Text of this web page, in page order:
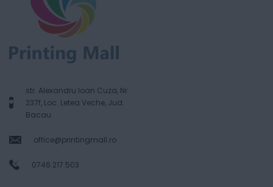
str. Alexandru Ioan Cuza, Nr.
237f, Loc. Letea Veche, Jud.
Bacau
office@printingmall.ro
0746.217.503